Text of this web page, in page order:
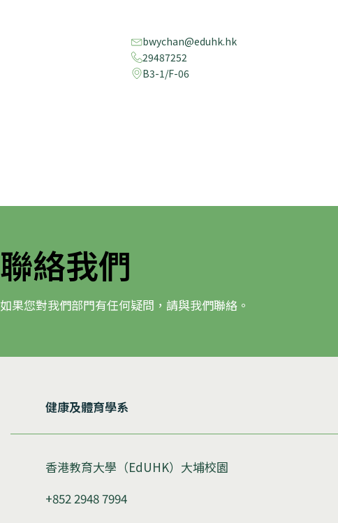
bwychan@eduhk.hk
29487252
B3-1/F-06
聯絡我們
如果您對我們部門有任何疑問，請與我們聯絡。
健康及體育學系
香港教育大學（EdUHK）大埔校園
+852 2948 7994